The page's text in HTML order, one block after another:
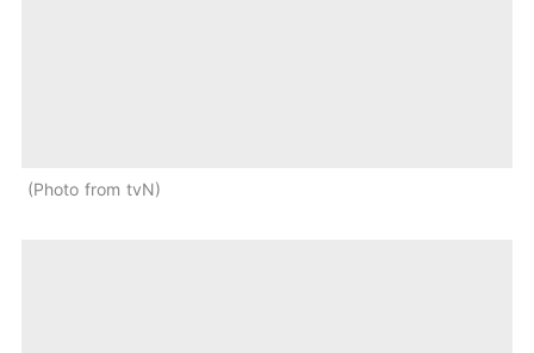
Photo from tvN